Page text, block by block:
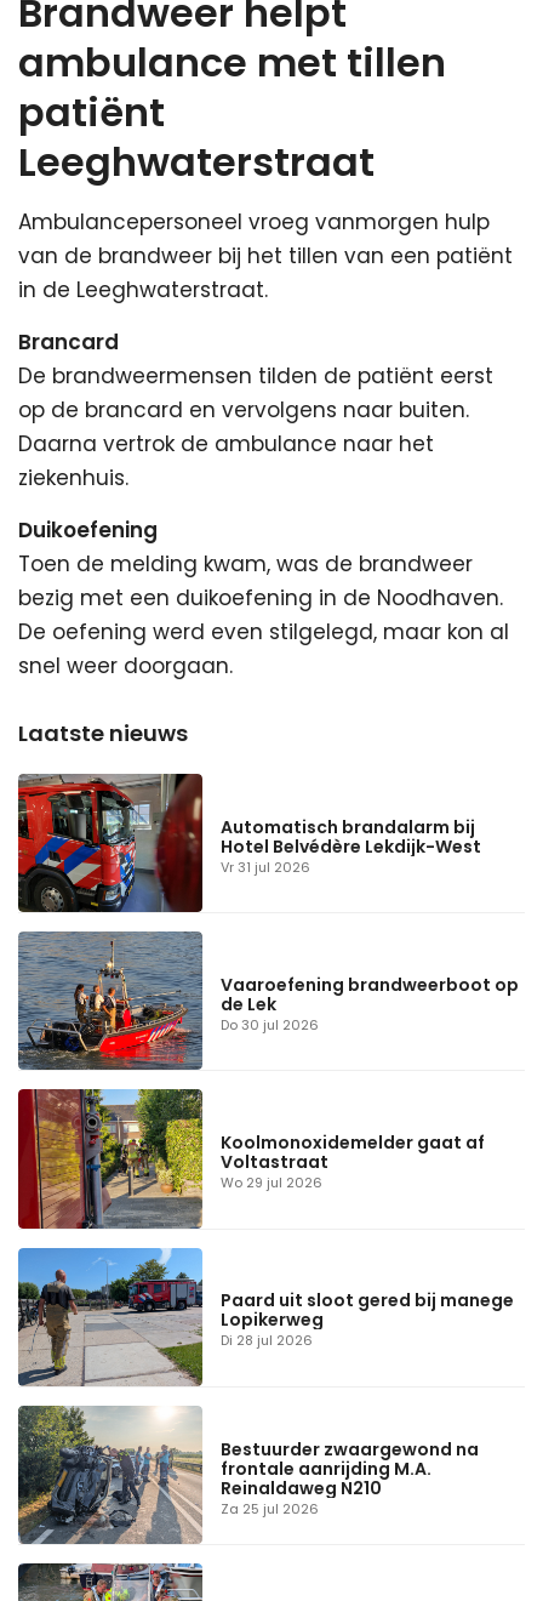
Brandweer helpt
ambulance met tillen
patiënt
Leeghwaterstraat
Ambulancepersoneel vroeg vanmorgen hulp
van de brandweer bij het tillen van een patiënt
in de Leeghwaterstraat.
Brancard
De brandweermensen tilden de patiënt eerst
op de brancard en vervolgens naar buiten.
Daarna vertrok de ambulance naar het
ziekenhuis.
Duikoefening
Toen de melding kwam, was de brandweer
bezig met een duikoefening in de Noodhaven.
De oefening werd even stilgelegd, maar kon al
snel weer doorgaan.
Vr 31 jul 2026
Automatisch brandalarm bij
Hotel Belvédère Lekdijk-West
Do 30 jul 2026
Vaaroefening brandweerboot op
de Lek
Wo 29 jul 2026
Koolmonoxidemelder gaat af
Voltastraat
Di 28 jul 2026
Paard uit sloot gered bij manege
Lopikerweg
Za 25 jul 2026
Bestuurder zwaargewond na
frontale aanrijding M.A.
Reinaldaweg N210